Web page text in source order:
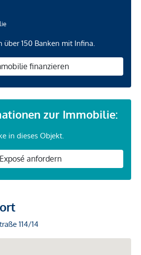
150 Banken mit Infina.
finanzieren
zur Immobilie:
in dieses Objekt.
Exposé anfordern
114/14